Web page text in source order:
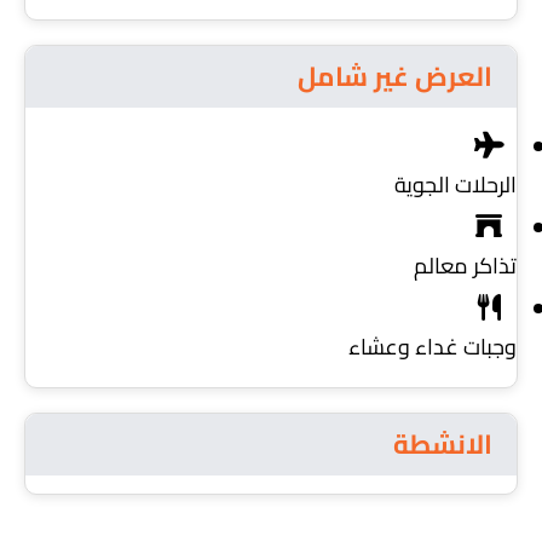
العرض غير شامل
الرحلات الجوية
تذاكر معالم
وجبات غداء وعشاء
الانشطة